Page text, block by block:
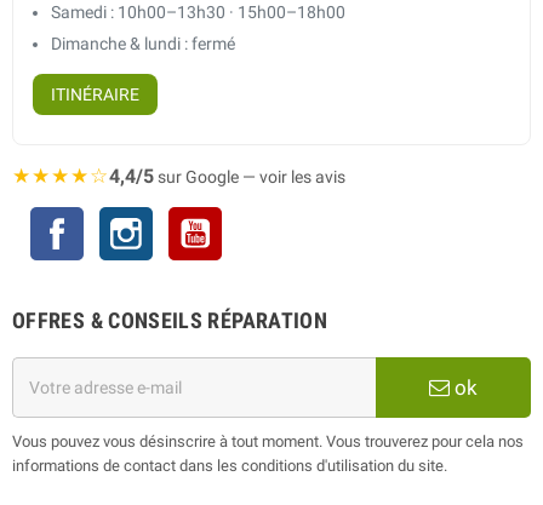
Samedi : 10h00–13h30 · 15h00–18h00
Dimanche & lundi : fermé
ITINÉRAIRE
★★★★☆4,4/5sur Google — voir les avis
Facebook Instagram
OFFRES & CONSEILS RÉPARATION
ok
Vous pouvez vous désinscrire à tout moment. Vous trouverez pour cela nos
informations de contact dans les conditions d'utilisation du site.